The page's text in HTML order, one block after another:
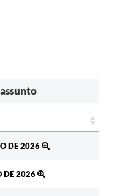
DE 2026
DE 2026